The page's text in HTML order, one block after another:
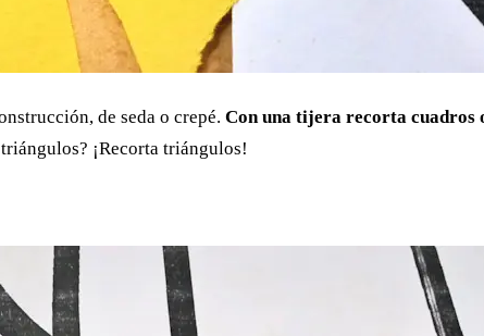
de seda o crepé. Con una tijera recorta cuadros
¡Recorta triángulos!